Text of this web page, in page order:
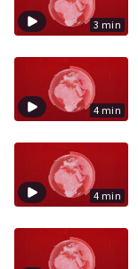
3 min
4 min
4 min